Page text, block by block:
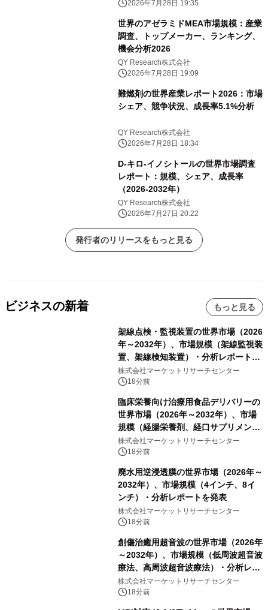
2026年7月28日 19:35
世界のアゼラミドMEA市場規模：産業
調査、トップメーカー、ランキング、
機会分析2026
QY Research株式会社
2026年7月28日 19:09
難燃剤の世界産業レポート2026：市場
シェア、競争状況、成長率5.1%分析
QY Research株式会社
2026年7月28日 18:34
D-キロ-イノシトールの世界市場調査
レポート：規模、シェア、成長率
（2026-2032年）
QY Research株式会社
2026年7月27日 20:22
発行者のリリースをもっと見る
ビジネスの新着 もっと見る
架線点検・監視装置の世界市場（2026
年～2032年）、市場規模（架線監視装
置、架線検知装置）・分析レポートを
発表
株式会社マーケットリサーチセンター
18分前
臨床栄養向け治療用食品デリバリーの
世界市場（2026年～2032年）、市場
規模（経腸栄養剤、経口サプリメン
ト）・分析レポートを発表
株式会社マーケットリサーチセンター
18分前
廃水用逆浸透膜の世界市場（2026年～
2032年）、市場規模（4インチ、8イ
ンチ）・分析レポートを発表
株式会社マーケットリサーチセンター
18分前
創傷治癒用超音波の世界市場（2026年
～2032年）、市場規模（低周波超音波
療法、高周波超音波療法）・分析レポ
ートを発表
株式会社マーケットリサーチセンター
18分前